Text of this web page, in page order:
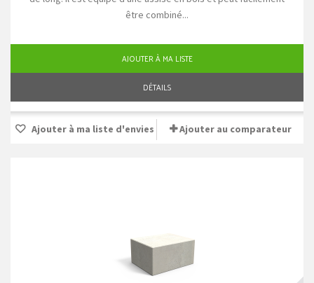
être combiné...
AJOUTER À MA LISTE
DÉTAILS
Ajouter à ma liste d'envies Ajouter au comparateur